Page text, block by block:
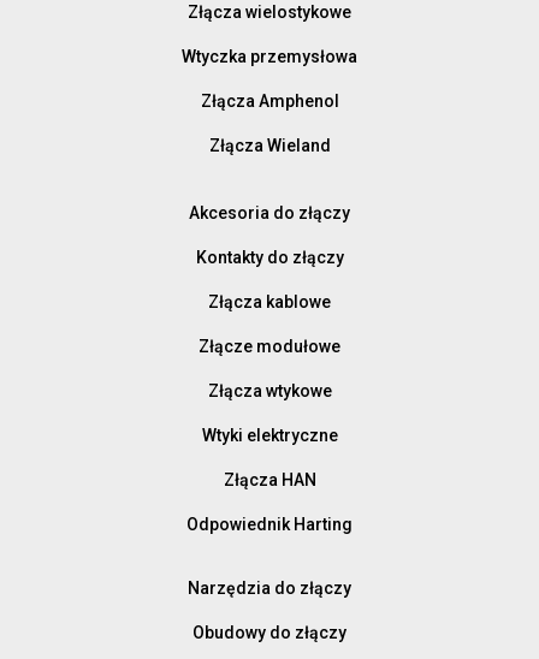
Złącza wielostykowe
Wtyczka przemysłowa
Złącza Amphenol
Złącza Wieland
Akcesoria do złączy
Kontakty do złączy
Złącza kablowe
Złącze modułowe
Złącza wtykowe
Wtyki elektryczne
Złącza HAN
Odpowiednik Harting
Narzędzia do złączy
Obudowy do złączy